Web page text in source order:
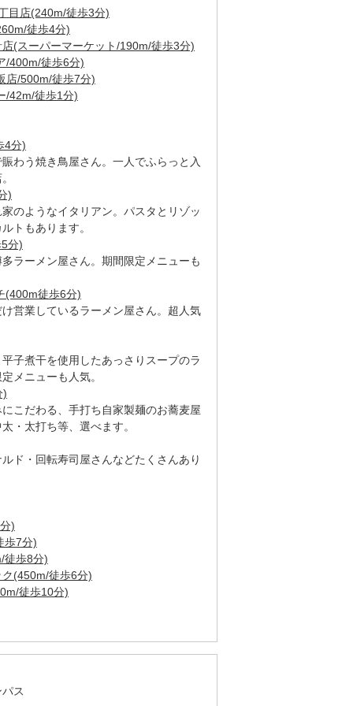
目店(240m/徒歩3分)
徒歩4分)
(スーパーマーケット/190m/徒歩3分)
/400m/徒歩6分)
店/500m/徒歩7分)
/42m/徒歩1分)
4分)
わう焼き鳥屋さん。一人でふらっと入
)
のようなイタリアン。パスタとリゾッ
トもあります。
分)
ラーメン屋さん。期間限定メニューも
(400m徒歩6分)
営業しているラーメン屋さん。超人気
平子煮干を使用したあっさりスープのラ
メニューも人気。
)
こだわる、手打ち自家製麺のお蕎麦屋
・太打ち等、選べます。
ド・回転寿司屋さんなどたくさんあり
)
歩7分)
徒歩8分)
(450m/徒歩6分)
徒歩10分)
ス